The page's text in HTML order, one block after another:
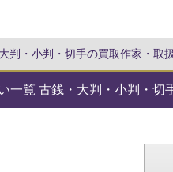
判・小判・切手の買取作家・
一覧 古銭・大判・小判・切